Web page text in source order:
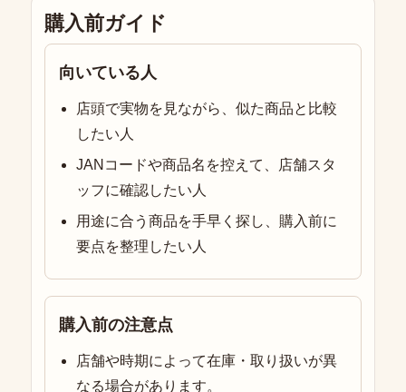
購入前ガイド
向いている人
店頭で実物を見ながら、似た商品と比較
したい人
JANコードや商品名を控えて、店舗スタ
ッフに確認したい人
用途に合う商品を手早く探し、購入前に
要点を整理したい人
購入前の注意点
店舗や時期によって在庫・取り扱いが異
なる場合があります。